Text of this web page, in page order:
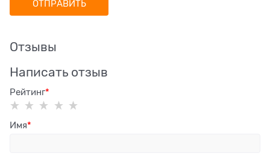
Отзывы
Написать отзыв
Рейтинг
Имя